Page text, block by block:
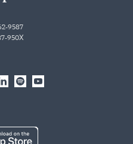
9587
950X